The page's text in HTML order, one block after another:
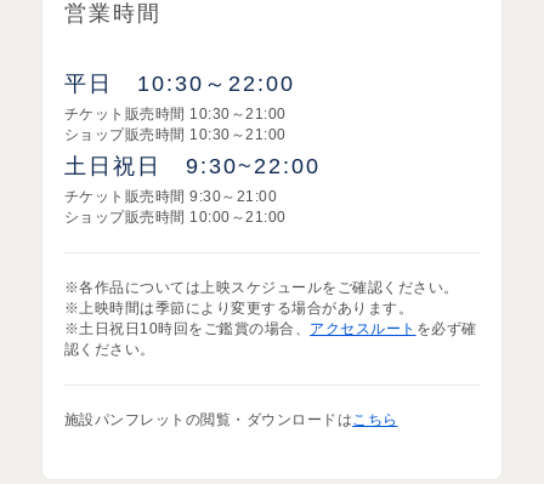
営業時間
平日 10:30～22:00
チケット販売時間 10:30～21:00
ショップ販売時間 10:30～21:00
土日祝日 9:30~22:00
チケット販売時間 9:30～21:00
ショップ販売時間 10:00～21:00
※各作品については上映スケジュールをご確認ください。
※上映時間は季節により変更する場合があります。
※土日祝日10時回をご鑑賞の場合、 アクセスルート を必ず確
認ください。
施設パンフレットの閲覧・ダウンロードはこちら